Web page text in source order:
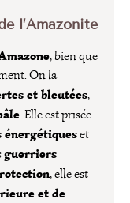
l’Amazonite
, bien que
On la
et bleutées,
. Elle est prisée
et
guerriers
, elle est
et de